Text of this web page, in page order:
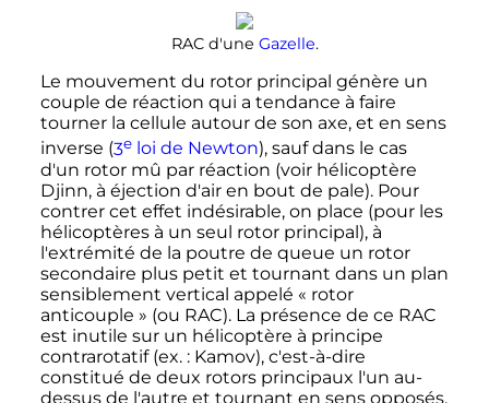
RAC d'une Gazelle.
Le mouvement du rotor principal génère un
couple de réaction qui a tendance à faire
tourner la cellule autour de son axe, et en sens
inverse (3e loi de Newton), sauf dans le cas
d'un rotor mû par réaction (voir hélicoptère
Djinn, à éjection d'air en bout de pale). Pour
contrer cet effet indésirable, on place (pour les
hélicoptères à un seul rotor principal), à
l'extrémité de la poutre de queue un rotor
secondaire plus petit et tournant dans un plan
sensiblement vertical appelé « rotor
anticouple » (ou RAC). La présence de ce RAC
est inutile sur un hélicoptère à principe
contrarotatif (ex. :Kamov), c'est-à-dire
constitué de deux rotors principaux l'un au-
dessus de l'autre et tournant en sens opposés,